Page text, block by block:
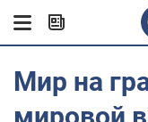
Мир на